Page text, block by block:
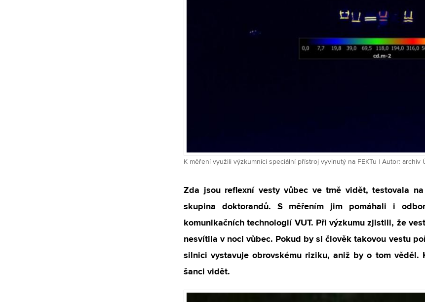
K měření využili výzkumníci speciální přístroj vyvinutý na FEKTu | Autor:
Zda jsou reflexní vesty vůbec ve tmě vidět, testovala
skupina doktorandů. S měřením jim pomáhali i
komunikačních technologií VUT. Při výzkumu zjistili, že
nesvítila v noci vůbec. Pokud by si člověk takovou vestu
silnici vystavuje obrovskému riziku, aniž by o tom věděl.
šanci vidět.